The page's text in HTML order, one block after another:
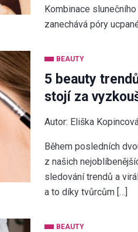
Kombinace
zanechává póry
BEAUTY
5 beauty
stojí za
Autor: Eliška
Během posledních
z našich
sledování trendů a
a to díky tvůrcům […]
BEAUTY